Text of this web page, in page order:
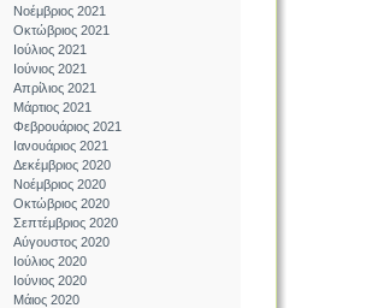
Νοέμβριος 2021
Οκτώβριος 2021
Ιούλιος 2021
Ιούνιος 2021
Απρίλιος 2021
Μάρτιος 2021
Φεβρουάριος 2021
Ιανουάριος 2021
Δεκέμβριος 2020
Νοέμβριος 2020
Οκτώβριος 2020
Σεπτέμβριος 2020
Αύγουστος 2020
Ιούλιος 2020
Ιούνιος 2020
Μάιος 2020